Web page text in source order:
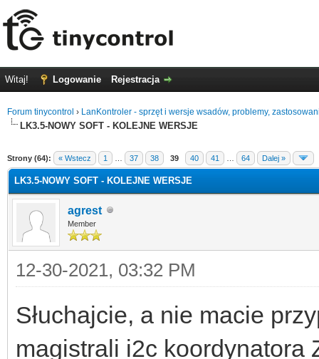
Witaj! Logowanie Rejestracja
Forum tinycontrol › LanKontroler - sprzęt i wersje wsadów, problemy,
LK3.5-NOWY SOFT - KOLEJNE WERSJE
Strony (64): « Wstecz 1 37 38 39 40 41 64 Dalej »
LK3.5-NOWY SOFT - KOLEJNE WERSJE
agrest
Member
12-30-2021, 03:32 PM
Słuchajcie, a nie macie
magistrali i2c koordynatora